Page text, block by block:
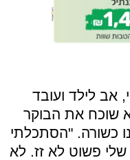
מאשדוד (44) נשוי, אב לילד ועובד
שוכח את הבוקר
כשורה. "הסתכלתי
פשוט לא זז. לא